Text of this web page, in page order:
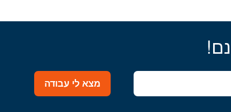
מצא לי עבודה